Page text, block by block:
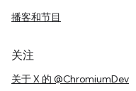
播客和节目
关注
关于 X 的 @ChromiumDev